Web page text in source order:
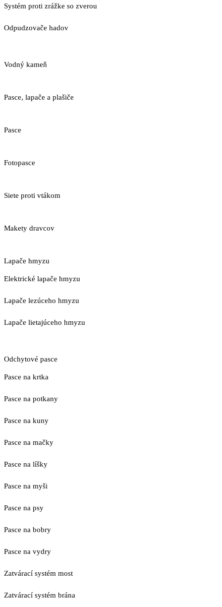
Systém proti zrážke so zverou
Odpudzovače hadov
Vodný kameň
Pasce, lapače a plašiče
Pasce
Fotopasce
Siete proti vtákom
Makety dravcov
Lapače hmyzu
Elektrické lapače hmyzu
Lapače lezúceho hmyzu
Lapače lietajúceho hmyzu
Odchytové pasce
Pasce na krtka
Pasce na potkany
Pasce na kuny
Pasce na mačky
Pasce na líšky
Pasce na myši
Pasce na psy
Pasce na bobry
Pasce na vydry
Zatvárací systém most
Zatvárací systém brána